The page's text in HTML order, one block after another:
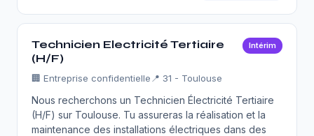
Technicien Electricité Tertiaire
(H/F)
Intérim
🏢 Entreprise confidentielle 📍 31 - Toulouse
Nous recherchons un Technicien Électricité Tertiaire
(H/F) sur Toulouse. Tu assureras la réalisation et la
maintenance des installations électriques dans des